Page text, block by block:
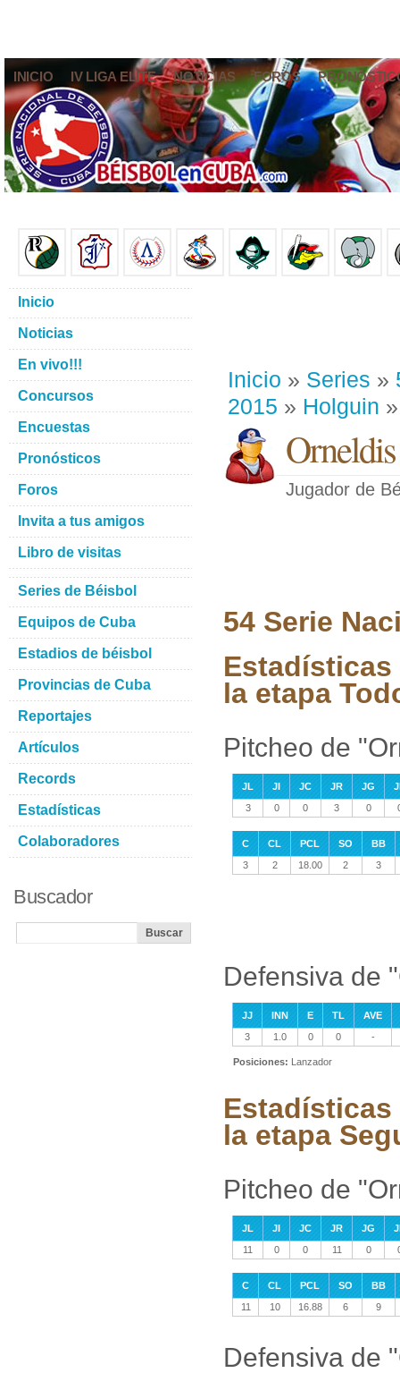
INICIO IV LIGA ELITE NOTICIAS FOROS
Inicio » Series »
2015 » Holguin
Jugador de
54 Serie
la etapa
Pitcheo de
JL JI JC JR JG
3
0 0 3 0
C CL PCL SO
BB
3
2 18.00 2 3
Defensiva de
JJ INN E TL
AVE
3
1.0 0 0 -
Posiciones: Lanzador
la etapa
Pitcheo de
JL JI JC JR JG
11
0 0 11 0
C CL PCL SO
BB
11
10 16.88 6 9
Defensiva de
Inicio
Noticias
En vivo!!!
Concursos
Encuestas
Pronósticos
Foros
Invita a tus amigos
Libro de visitas
Series de Béisbol
Equipos de Cuba
Estadios de béisbol
Provincias de Cuba
Reportajes
Artículos
Records
Estadísticas
Colaboradores
Buscador